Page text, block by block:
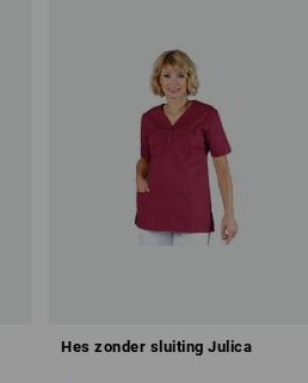
Hes zonder sluiting Julica